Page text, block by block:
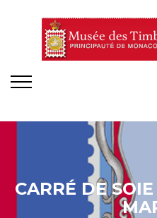
CARRÉ DE